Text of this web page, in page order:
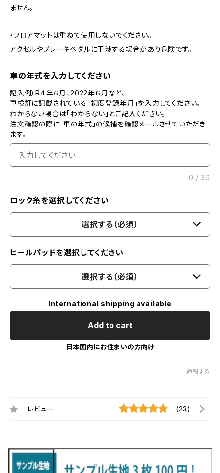
ません。
・フロアマットは重ねて使用しないでください。
アクセルやブレーキペダルに干渉する場合があり危険です。
車の年式を入力してください
記入例）R４年６月、2022年６月など、
車検証に記載されている「初度登録年月」を入力してください。
わからない場合は「わからない」とご記入ください。
注文確認の際に「車の年式」の候補を確認メールさせていただき
ます。
0 /30
ロック糸を選択してください
選択する（必須）
ヒールパッドを選択してください
選択する（必須）
International shipping available
Add to cart
日本国内にお住まいの方向け
通報する
レビュー (23)